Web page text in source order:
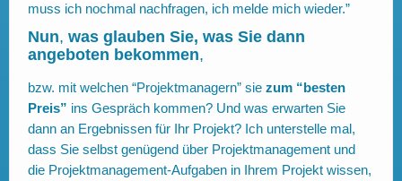
muss ich nochmal nachfragen, ich melde mich wieder.”
Nun, was glauben Sie, was Sie dann
angeboten bekommen,
bzw. mit welchen “Projektmanagern” sie zum “besten
Preis” ins Gespräch kommen? Und was erwarten Sie
dann an Ergebnissen für Ihr Projekt? Ich unterstelle mal,
dass Sie selbst genügend über Projektmanagement und
die Projektmanagement-Aufgaben in Ihrem Projekt wissen,